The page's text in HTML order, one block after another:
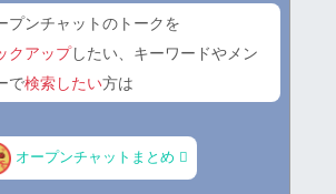
プンチャットのトークを
クアップしたい、キーワードやメン
で検索したい方は
オープンチャットまとめ